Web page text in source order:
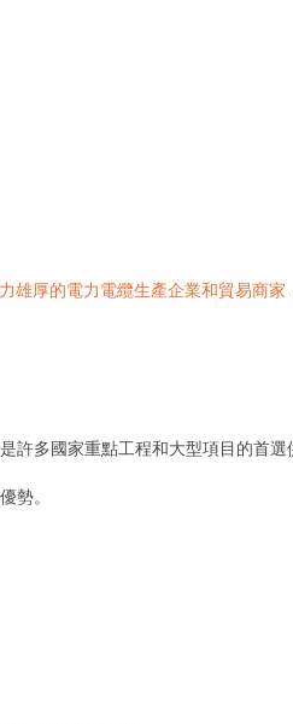
雄厚的電力電纜生產企業和貿易商家
許多國家重點工程和大型項目的首選
勢。